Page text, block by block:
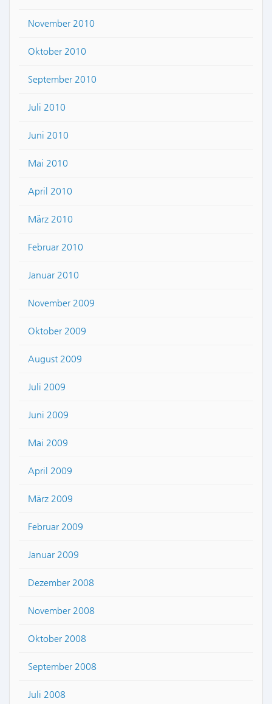
November 2010
Oktober 2010
September 2010
Juli 2010
Juni 2010
Mai 2010
April 2010
März 2010
Februar 2010
Januar 2010
November 2009
Oktober 2009
August 2009
Juli 2009
Juni 2009
Mai 2009
April 2009
März 2009
Februar 2009
Januar 2009
Dezember 2008
November 2008
Oktober 2008
September 2008
Juli 2008